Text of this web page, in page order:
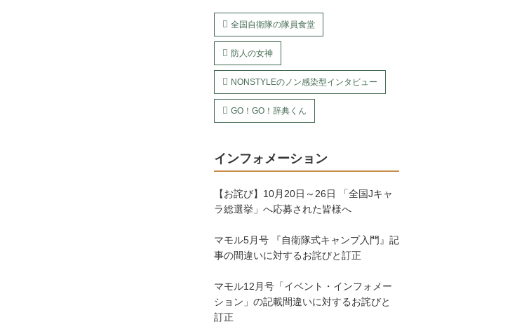
全国自衛隊の隊員食堂
防人の女神
NONSTYLEのノン感染型インタビュー
GO！GO！辞典くん
インフォメーション
【お詫び】10月20日～26日 「全国Jキャ
ラ総選挙」へ応募された皆様へ
マモル5月号 『自衛隊式キャンプ入門』記
事の間違いに対するお詫びと訂正
マモル12月号「イベント・インフォメー
ション」の記載間違いに対するお詫びと
訂正